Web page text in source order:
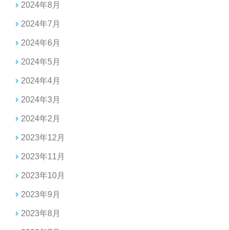
2024年8月
2024年7月
2024年6月
2024年5月
2024年4月
2024年3月
2024年2月
2023年12月
2023年11月
2023年10月
2023年9月
2023年8月